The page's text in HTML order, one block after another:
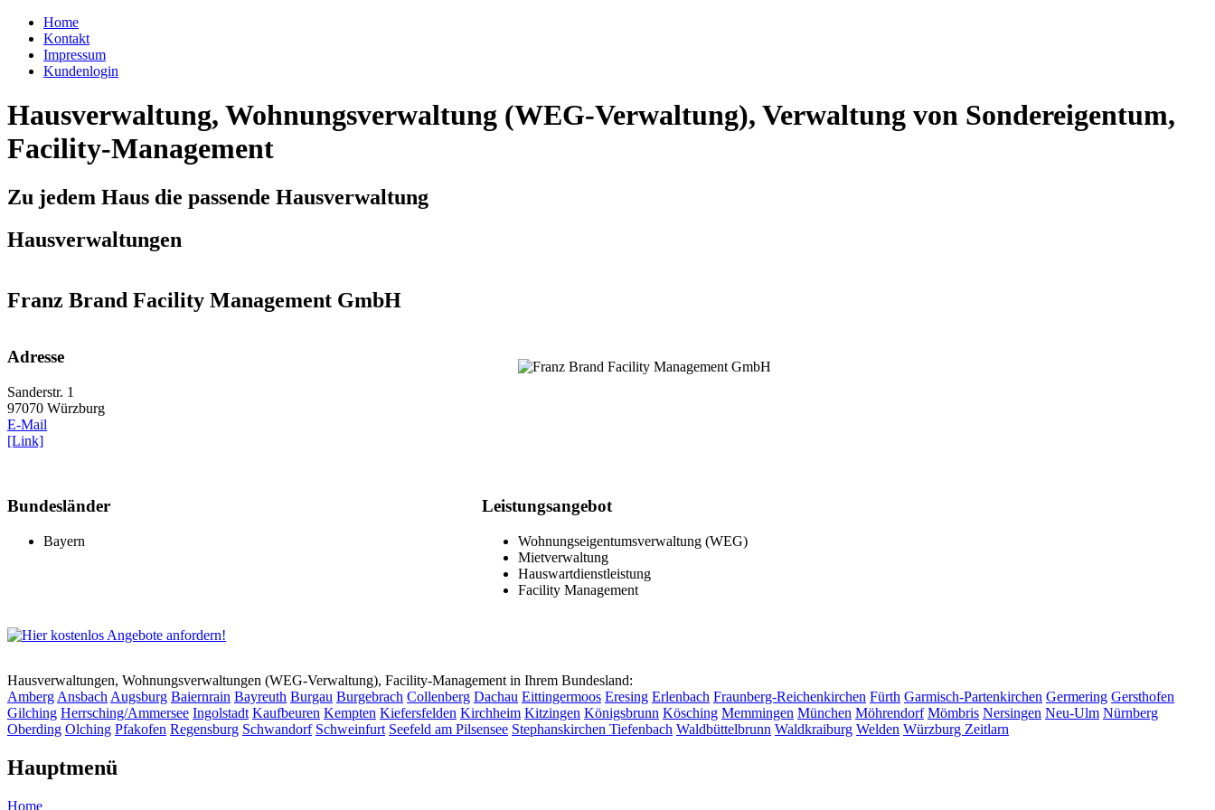
Home
Kontakt
Impressum
Kundenlogin
Hausverwaltung, Wohnungsverwaltung (WEG-Verwaltung), Verwaltung von Sondereigentum,
Facility-Management
Zu jedem Haus die passende Hausverwaltung
Hausverwaltungen
Franz Brand Facility Management GmbH
Adresse
Sanderstr. 1
97070 Würzburg
E-Mail
[Link]
Bundesländer
Bayern
Leistungsangebot
Wohnungseigentumsverwaltung (WEG)
Mietverwaltung
Hauswartdienstleistung
Facility Management
Hausverwaltungen, Wohnungsverwaltungen (WEG-Verwaltung), Facility-Management in Ihrem Bundesland:
Amberg Ansbach Augsburg Baiernrain Bayreuth Burgau Burgebrach Collenberg Dachau Eittingermoos Eresing Erlenbach Fraunberg-Reichenkirchen Fürth Garmisch-Partenkirchen Germering Gersthofen
Gilching Herrsching/Ammersee Ingolstadt Kaufbeuren Kempten Kiefersfelden Kirchheim Kitzingen Königsbrunn Kösching Memmingen München Möhrendorf Mömbris Nersingen Neu-Ulm Nürnberg
Oberding Olching Pfakofen Regensburg Schwandorf Schweinfurt Seefeld am Pilsensee Stephanskirchen Tiefenbach Waldbüttelbrunn Waldkraiburg Welden Würzburg Zeitlarn
Hauptmenü
Home